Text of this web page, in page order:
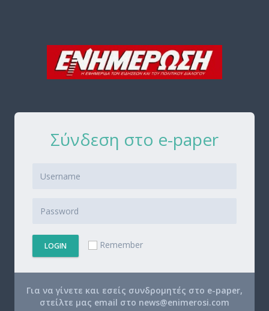
Σύνδεση στο e-paper
LOGIN Remember
Για να γίνετε και εσείς συνδρομητές στο e-paper,
στείλτε μας email στο news@enimerosi.com